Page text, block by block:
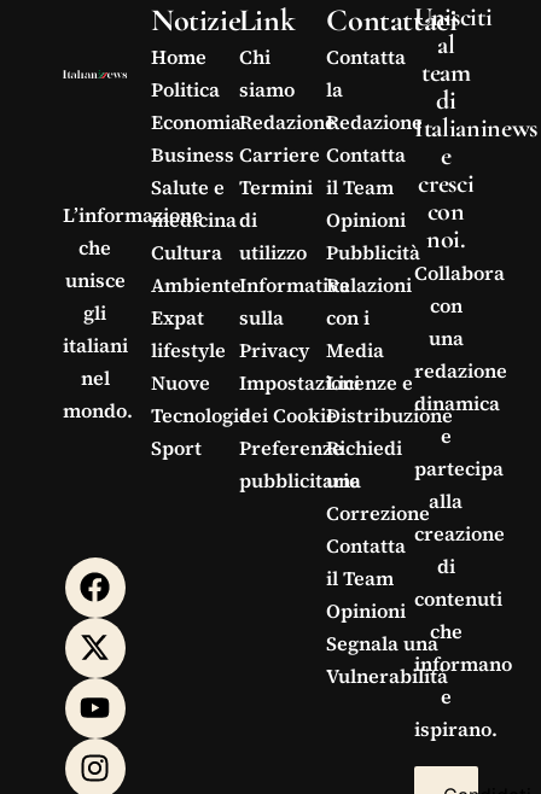
L’informazione
che
unisce
gli
italiani
nel
mondo.
Notizie
Home
Politica
Economia
Business
Salute e
medicina
Cultura
Ambiente
Expat
lifestyle
Nuove
Tecnologie
Sport
Link
Chi
siamo
Redazione
Carriere
Termini
di
utilizzo
Informativa
sulla
Privacy
Impostazioni
dei Cookie
Preferenze
pubblicitarie
Contattaci
Contatta
la
Redazione
Contatta
il Team
Opinioni
Pubblicità
Relazioni
con i
Media
Licenze e
Distribuzione
Richiedi
una
Correzione
Contatta
il Team
Opinioni
Segnala una
Vulnerabilità
Unisciti
al
team
di
Italianinews
e
cresci
con
noi.
Collabora
con
una
redazione
dinamica
e
partecipa
alla
creazione
di
contenuti
che
informano
e
ispirano.